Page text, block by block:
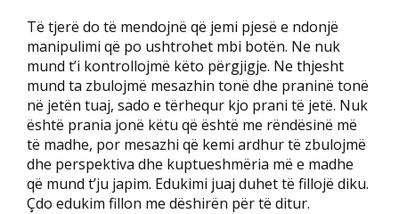
Të tjerë do të mendojnë që jemi pjesë e ndonjë
manipulimi që po ushtrohet mbi botën. Ne nuk
mund t’i kontrollojmë këto përgjigje. Ne thjesht
mund ta zbulojmë mesazhin tonë dhe praninë tonë
në jetën tuaj, sado e tërhequr kjo prani të jetë. Nuk
është prania jonë këtu që është me rëndësinë më
të madhe, por mesazhi që kemi ardhur të zbulojmë
dhe perspektiva dhe kuptueshmëria më e madhe
që mund t’ju japim. Edukimi juaj duhet të fillojë diku.
Çdo edukim fillon me dëshirën për të ditur.